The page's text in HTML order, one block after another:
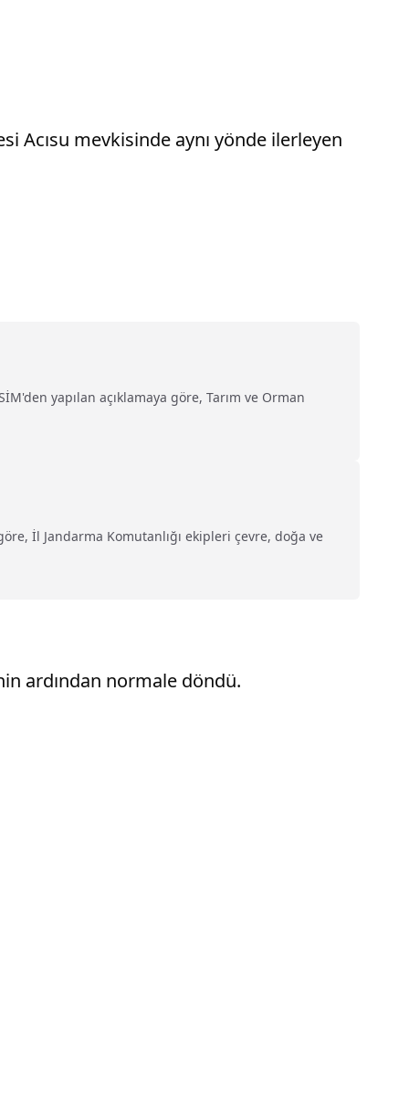
Acısu mevkisinde aynı yönde ilerleyen
yapılan açıklamaya göre, Tarım ve Orman
İl Jandarma Komutanlığı ekipleri çevre, doğa ve
ardından normale döndü.